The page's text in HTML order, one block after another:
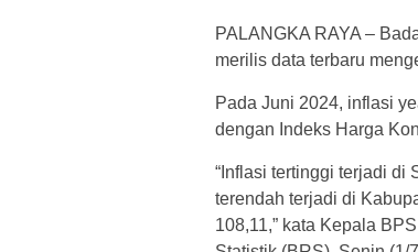
PALANGKA RAYA –
merilis data terbaru
Pada Juni 2024, inflasi
dengan Indeks Harga
“Inflasi tertinggi terjadi di
terendah terjadi di
108,11,” kata Kepala